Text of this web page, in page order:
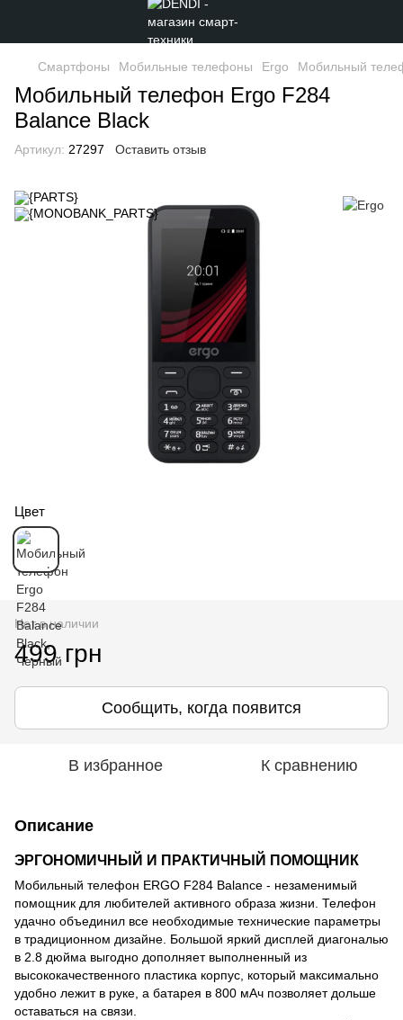
Смартфоны Мобильные телефоны Ergo Мобильный
Мобильный телефон Ergo F284
Balance Black
Артикул: 27297 Оставить отзыв
Цвет
Нет в наличии
499 грн
Сообщить, когда появится
В избранное К сравнению
Описание
ЭРГОНОМИЧНЫЙ И ПРАКТИЧНЫЙ ПОМОЩНИК
Мобильный телефон ERGO F284 Balance - незаменимый
помощник для любителей активного образа жизни. Телефон
удачно объединил все необходимые технические параметры
в традиционном дизайне. Большой яркий дисплей диагональю
в 2.8 дюйма выгодно дополняет выполненный из
высококачественного пластика корпус, который максимально
удобно лежит в руке, а батарея в 800 мАч позволяет дольше
оставаться на связи.